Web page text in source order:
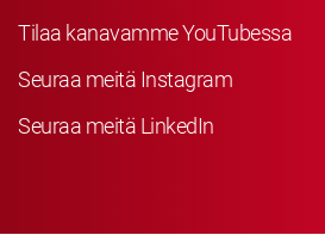
Tilaa kanavamme YouTubessa
Seuraa meitä Instagram
Seuraa meitä LinkedIn